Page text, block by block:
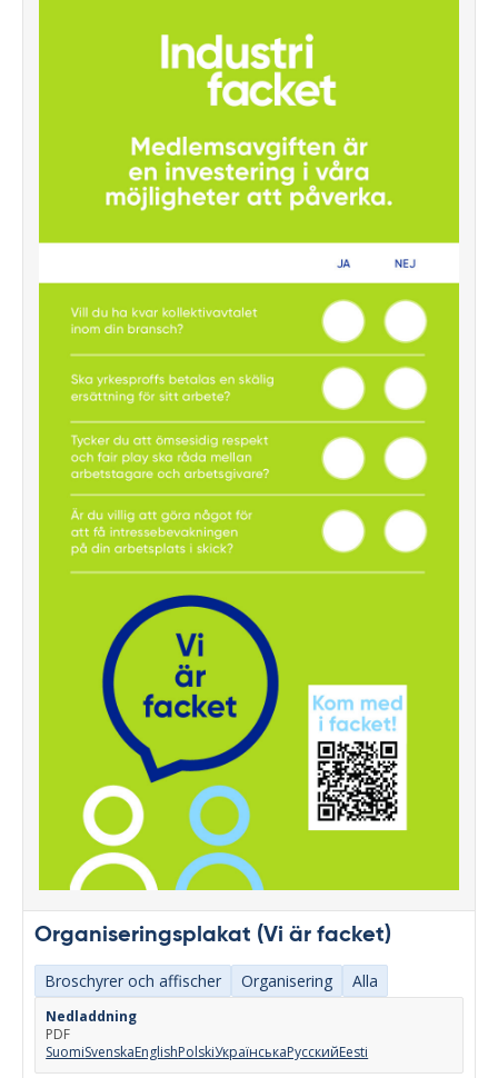
Organiseringsplakat (Vi är facket)
Broschyrer och affischer Organisering Alla
Nedladdning
PDF
SuomiSvenskaEnglishPolskiУкраїнськаРусскийEesti